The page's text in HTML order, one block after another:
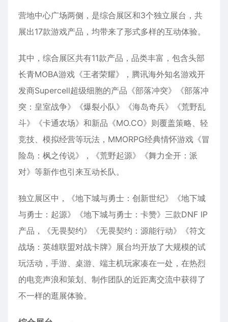
营地中心广场两侧，是综合展区和3个独立展台，共
展出17款游戏产品，均带来了形式多样的互动体验。
其中，综合展区共有11款产品，品类丰富，包含头部
长青MOBA游戏《王者荣耀》，腾讯海外知名游戏开
发商Supercell超级细胞的产品《部落冲突》《部落冲
突：皇室战争》《爆裂小队》《海岛奇兵》《荒野乱
斗》《卡通农场》和新品《MO.CO》则覆盖策略、轻
竞技、模拟经营等玩法，MMORPG经典情怀游戏《冒
险岛：枫之传说》，《荒野起源》《舞力全开：派
对》等新作也引来互动长队。
独立展区中，《地下城与勇士：创新世纪》《地下城
与勇士：起源》《地下城与勇士：卡赞》三款DNF IP
产品，《无畏契约》《无畏契约：源能行动》《符文
战场：英雄联盟对战卡牌》展台均开放了大规模的试
玩活动，手游、桌游、端主机玩家凑在一处，在热烈
的电竞声浪和策划、制作团队的近距离交流中获得了
不一样的逛展体验。